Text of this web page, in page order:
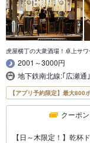
虎屋横丁の大衆酒場！卓上サ
2001～3000円
地下鉄南北線:｢広瀬通
【アプリ予約限定】最大800
クーポン
【日～木限定！】乾杯